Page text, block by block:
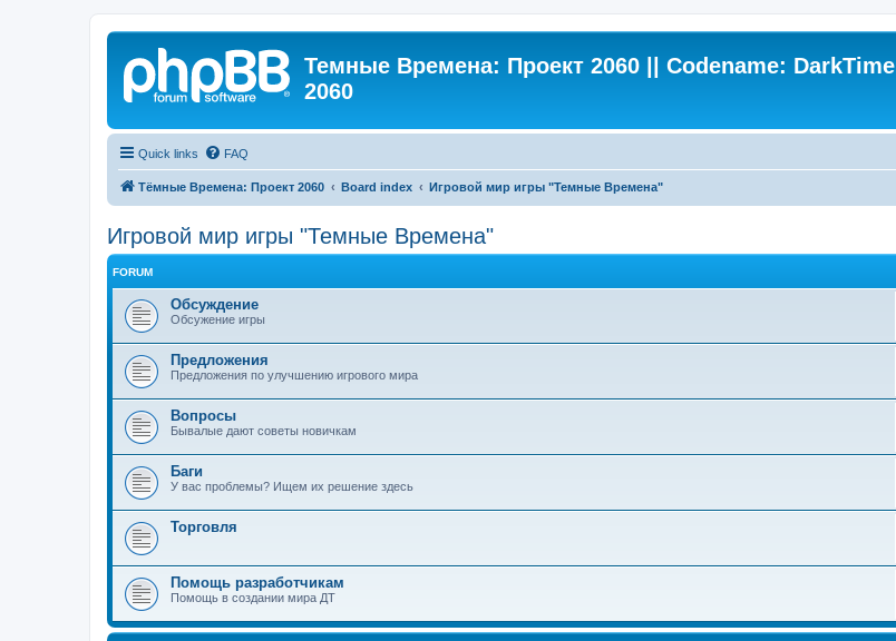
Темные Времена: Проект 2060 || Codename: DarkTime
2060
Quick links FAQ
Тёмные Времена: Проект 2060 Board index Игровой мир игры "Темные Времена"
Игровой мир игры "Темные Времена"
FORUM
Обсуждение
Обсужение игры
Предложения
Предложения по улучшению игрового мира
Вопросы
Бывалые дают советы новичкам
Баги
У вас проблемы? Ищем их решение здесь
Торговля
Помощь разработчикам
Помощь в создании мира ДТ